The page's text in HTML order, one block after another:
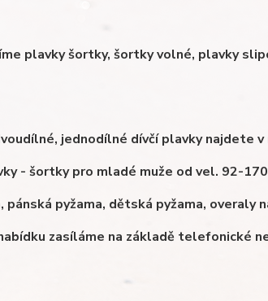
plavky šortky, šortky volné, plavky
jednodílné dívčí plavky najdete v
- šortky pro mladé muže od vel. 92-170
pánská pyžama, dětská pyžama, overaly
zasíláme na základě telefonické